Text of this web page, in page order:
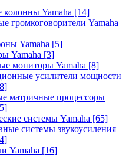
колонны Yamaha [14]
громкоговорители Yamaha
Yamaha [5]
Yamaha [3]
мониторы Yamaha [8]
усилители мощности
матричные процессоры
системы Yamaha [65]
системы звукоусиления
Yamaha [16]